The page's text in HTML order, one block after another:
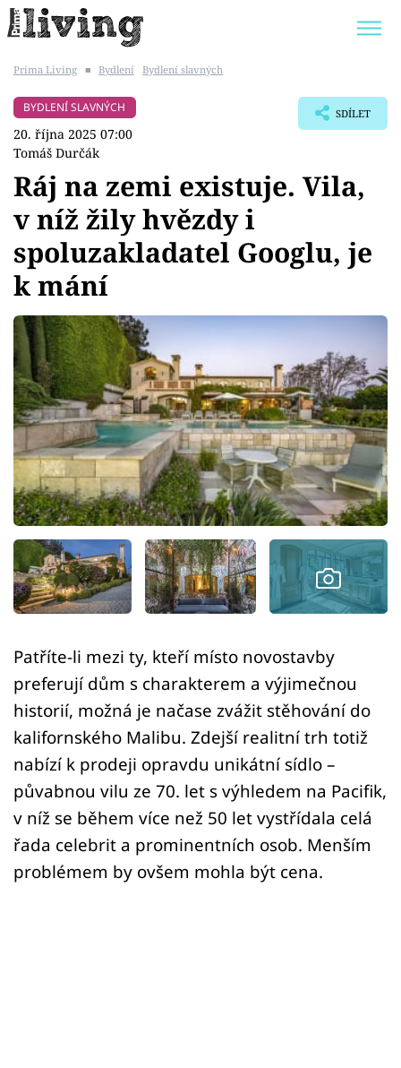
BYDLENÍ SLAVNÝCH
Témata
Bydlení
Zahrada
Design
Sledujte prima+
Přihlášení
Sledujte nás
Prima Living ■ Bydlení Bydlení slavných
BYDLENÍ SLAVNÝCH
20. října 2025 07:00
Tomáš Durčák
SDÍLET
Ráj na zemi existuje. Vila,
v níž žily hvězdy i
spoluzakladatel Googlu, je
k mání
Patříte-li mezi ty, kteří místo novostavby
preferují dům s charakterem a výjimečnou
historií, možná je načase zvážit stěhování do
kalifornského Malibu. Zdejší realitní trh totiž
nabízí k prodeji opravdu unikátní sídlo –
půvabnou vilu ze 70. let s výhledem na Pacifik,
v níž se během více než 50 let vystřídala celá
řada celebrit a prominentních osob. Menším
problémem by ovšem mohla být cena.